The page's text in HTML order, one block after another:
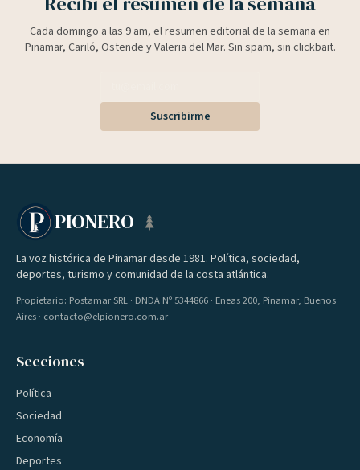
Cada domingo a las 9 am, el resumen editorial de la semana en
Pinamar, Cariló, Ostende y Valeria del Mar. Sin spam, sin clickbait.
Suscribirme
PIONERO
La voz histórica de Pinamar desde 1981. Política, sociedad,
deportes, turismo y comunidad de la costa atlántica.
Propietario: Postamar SRL · DNDA Nº 5344866 · Eneas 200, Pinamar, Buenos
Aires · contacto@elpionero.com.ar
Secciones
Política
Sociedad
Economía
Deportes